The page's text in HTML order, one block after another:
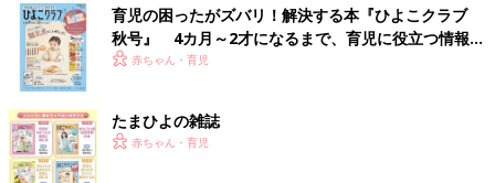
育児の困ったがズバリ！解決する本『ひよこクラブ
秋号』 4カ月～2才になるまで、育児に役立つ情報が
いっぱい！
赤ちゃん・育児
たまひよの雑誌
赤ちゃん・育児